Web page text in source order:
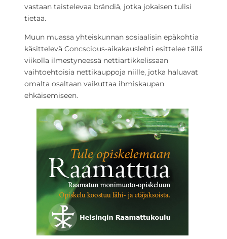
vastaan taistelevaa brändiä, jotka jokaisen tulisi
tietää.
Muun muassa yhteiskunnan sosiaalisin epäkohtia
käsittelevä Concscious-aikakauslehti esittelee tällä
viikolla ilmestyneessä nettiartikkelissaan
vaihtoehtoisia nettikauppoja niille, jotka haluavat
omalta osaltaan vaikuttaa ihmiskaupan
ehkäisemiseen.